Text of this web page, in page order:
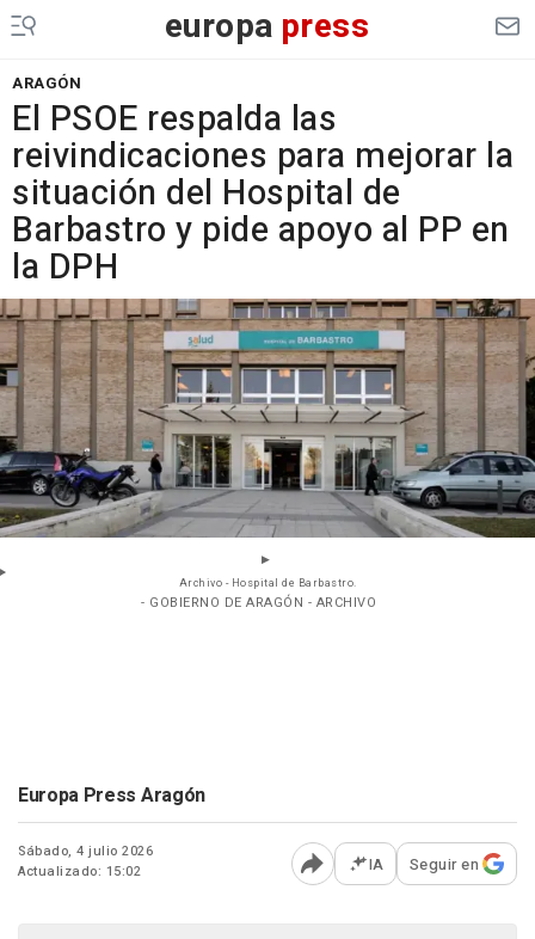
europa press
ARAGÓN
El PSOE respalda las
reivindicaciones para mejorar la
situación del Hospital de
Barbastro y pide apoyo al PP en
la DPH
Archivo - Hospital de Barbastro.
- GOBIERNO DE ARAGÓN - ARCHIVO
Europa Press Aragón
Sábado, 4 julio 2026
Actualizado: 15:02
Abrir opciones para
IA Seguir en